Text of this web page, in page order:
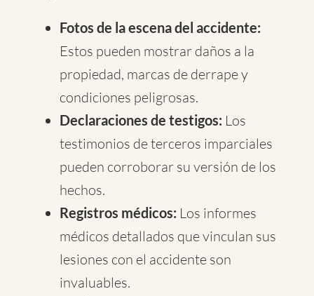
Fotos de la escena del accidente:
Estos pueden mostrar daños a la
propiedad, marcas de derrape y
condiciones peligrosas.
Declaraciones de testigos: Los
testimonios de terceros imparciales
pueden corroborar su versión de los
hechos.
Registros médicos: Los informes
médicos detallados que vinculan sus
lesiones con el accidente son
invaluables.